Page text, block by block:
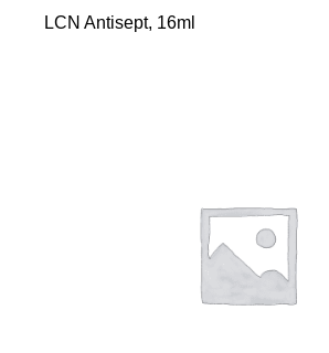
LCN Antisept, 16ml